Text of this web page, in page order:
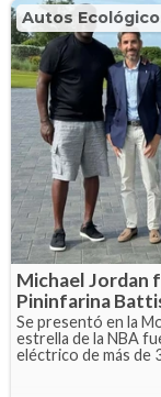
Autos
Michael Jordan
Pininfarina
Se presentó en la
estrella de la NBA
eléctrico de más de